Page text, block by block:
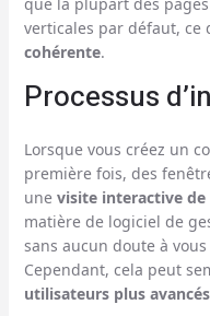
verticales par défaut, ce
cohérente.
Processus
Lorsque vous créez un
première fois, des
une visite interactive de
matière de logiciel de
sans aucun doute à
Cependant, cela peut
utilisateurs plus avancés